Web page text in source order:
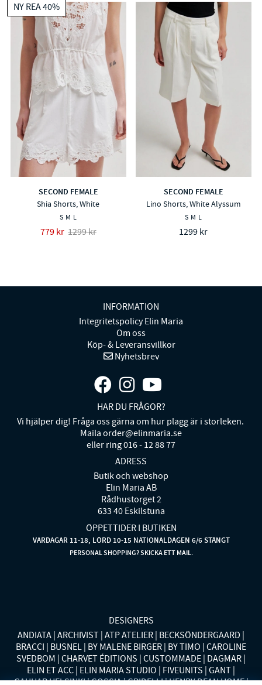
NY REA 40%
SECOND FEMALE
Shia Shorts, White
S M L
779 kr 1299 kr
SECOND FEMALE
Lino Shorts, White Alyssum
S M L
1299 kr
INFORMATION
Integritetspolicy Elin Maria
Om oss
Köp- & Leveransvillkor
Nyhetsbrev
HAR DU FRÅGOR?
Vi hjälper dig! Fråga oss gärna om hur plagg är i storleken.
Maila order@elinmaria.se
eller ring 016 - 12 88 77
ADRESS
Butik och webshop
Elin Maria AB
Rådhustorget 2
633 40 Eskilstuna
ÖPPETTIDER I BUTIKEN
VARDAGAR 11-18, LÖRD 10-15 NATIONALDAGEN 6/6 STÄNGT
PERSONAL SHOPPING? SKICKA ETT MAIL.
DESIGNERS
ANDIATA ARCHIVIST ATP ATELIER BECKSÖNDERGAARD
BRACCI BUSNEL BY MALENE BIRGER BY TIMO CAROLINE
SVEDBOM CHARVET ÉDITIONS CUSTOMMADE DAGMAR
ELIN ET ACC ELIN MARIA STUDIO FIVEUNITS GANT
GAUHAR HELSINKI GOSSIA GRIDELLI HENRY DEAN HOME